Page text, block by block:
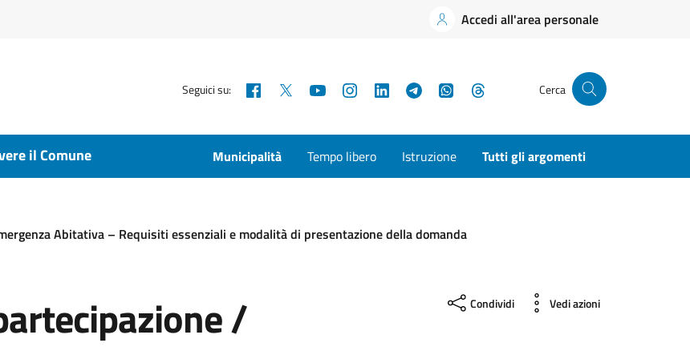
Accedi all'area personale
Seguici su: Facebook YouTubeInstagramLinkedInTelegramWhatsApp Cerca
il Comune Municipalità Tempo libero Istruzione Tutti gli argomenti
Abitativa – Requisiti essenziali e modalità di presentazione della domanda
/ Condividi Vedi azioni